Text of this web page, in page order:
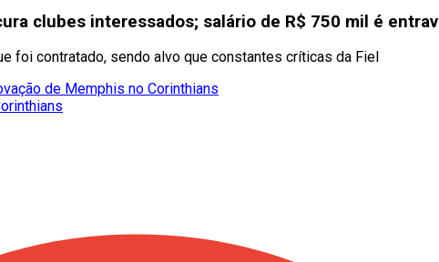
clubes interessados; salário de R$ 750 mil é
foi contratado, sendo alvo que constantes críticas da Fiel
de Memphis no Corinthians